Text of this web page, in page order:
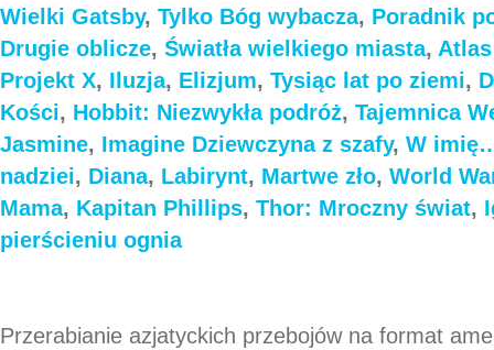
Wielki Gatsby, Tylko Bóg wybacza, Poradnik
Drugie oblicze, Światła wielkiego miasta,
Projekt X, Iluzja, Elizjum, Tysiąc lat po ziemi,
Kości, Hobbit: Niezwykła podróż, Tajemnica
Jasmine, Imagine Dziewczyna z szafy, W
nadziei, Diana, Labirynt, Martwe zło, World
Mama, Kapitan Phillips, Thor: Mroczny świat,
pierścieniu ognia
Przerabianie azjatyckich przebojów na format